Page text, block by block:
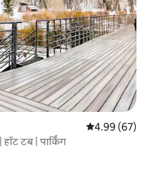
औसत रेटिंग 5 में
4.99 (67)
टब | पार्किंग